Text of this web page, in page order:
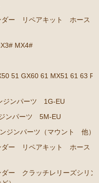
エンド など）
ど）
ダー リペアキット ホース
MX4#
51 GX60 61 MX51 61 63
ジンパーツ 1G-EU
ンパーツ 5M-EU
ジンパーツ（マウント 他）
ダー リペアキット ホース
ー クラッチレリーズシリン